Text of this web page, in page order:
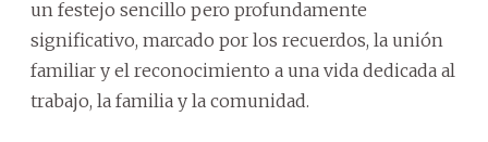
un festejo sencillo pero profundamente
significativo, marcado por los recuerdos, la unión
familiar y el reconocimiento a una vida dedicada al
trabajo, la familia y la comunidad.